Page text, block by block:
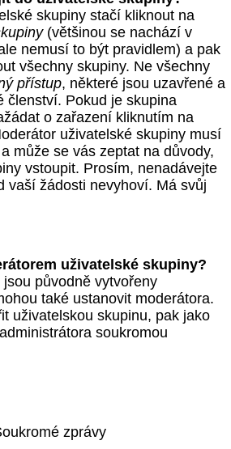
skupiny stačí kliknout na
(většinou se nachází v
nemusí to být pravidlem) a pak
všechny skupiny. Ne všechny
přístup, některé jsou uzavřené a
členství. Pokud je skupina
o zařazení kliknutím na
uživatelské skupiny musí
může se vás zeptat na důvody,
vstoupit. Prosím, nenadávejte
vaší žádosti nevyhoví. Má svůj
uživatelské skupiny?
původně vytvořeny
také ustanovit moderátora.
uživatelskou skupinu, pak jako
soukromou
zprávy